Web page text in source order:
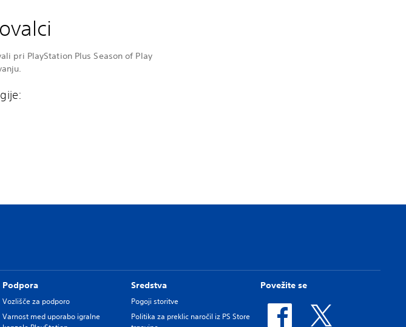
pri PlayStation Plus Season of Play
Podpora
Vozlišče za podporo
Varnost med uporabo igralne
Sredstva
Pogoji storitve
Politika za preklic naročil iz PS Store
Povežite se